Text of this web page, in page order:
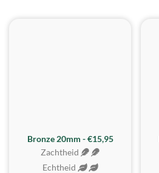
Bronze 20mm - €15,95
Zachtheid
Echtheid